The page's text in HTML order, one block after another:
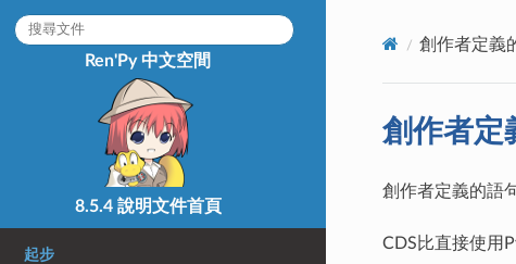
Ren'Py 中文空間
8.5.4 說明文件首頁
起步
創作者定義
創作者定
創作者定義的語
CDS比直接使用